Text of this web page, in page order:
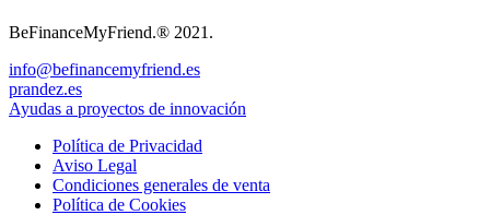
BeFinanceMyFriend.® 2021.
info@befinancemyfriend.es
prandez.es
Ayudas a proyectos de innovación
Política de Privacidad
Aviso Legal
Condiciones generales de venta
Política de Cookies